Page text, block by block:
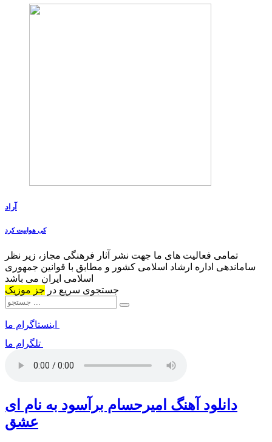
آراد
کی هواییت کرد
تمامی فعالیت های ما جهت نشر آثار فرهنگی مجاز، زیر نظر
ساماندهی اداره ارشاد اسلامی کشور و مطابق با قوانین جمهوری
اسلامی ایران می باشد
جستجوی سریع در جز موزیک
اینستاگرام ما
تلگرام ما
دانلود آهنگ امیرحسام برآسود به نام ای
عشق